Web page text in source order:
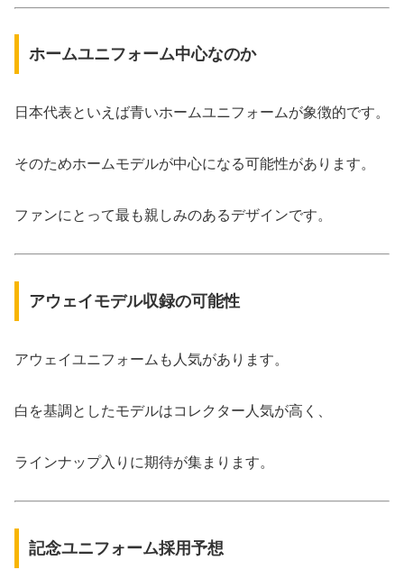
ホームユニフォーム中心なのか
日本代表といえば青いホームユニフォームが象徴的です。
そのためホームモデルが中心になる可能性があります。
ファンにとって最も親しみのあるデザインです。
アウェイモデル収録の可能性
アウェイユニフォームも人気があります。
白を基調としたモデルはコレクター人気が高く、
ラインナップ入りに期待が集まります。
記念ユニフォーム採用予想